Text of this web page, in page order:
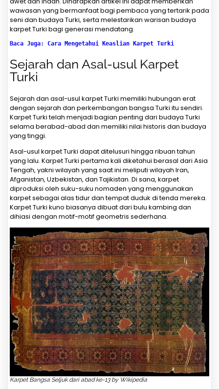
wawasan yang bermanfaat bagi pembaca yang tertarik pada
seni dan budaya Turki, serta melestarikan warisan budaya
karpet Turki bagi generasi mendatang.
Baca Juga: Cara Mengetahui Keaslian Karpet Turki
Sejarah dan Asal-usul Karpet
Turki
Sejarah dan asal-usul karpet Turki memiliki hubungan erat
dengan sejarah dan perkembangan bangsa Turki itu sendiri.
Karpet Turki telah menjadi bagian penting dari budaya Turki
selama berabad-abad dan memiliki nilai historis dan budaya
yang tinggi.
Asal-usul karpet Turki dapat ditelusuri hingga ribuan tahun
yang lalu. Karpet Turki pertama kali diketahui berasal dari Asia
Tengah, yakni wilayah yang saat ini meliputi wilayah Iran,
Afganistan, Uzbekistan, dan Tajikistan. Di sana, karpet
diproduksi oleh suku-suku nomaden yang menggunakan
karpet sebagai alas tidur dan tempat duduk di tenda mereka.
Karpet Turki kuno biasanya dibuat dari bulu kambing dan
dihiasi dengan motif-motif geometris sederhana.
Karpet Bangsa Seljuk dari abad ke-13 by Wikipedia